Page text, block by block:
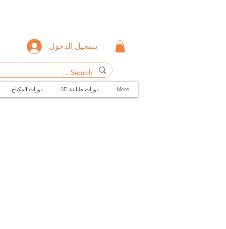
تسجيل الدخول
دورات المكياج 3D دورات طباعة More